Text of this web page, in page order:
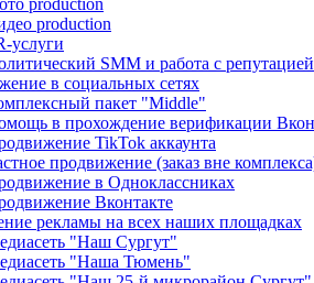
production
production
услуги
SMM и работа с репутацией
в социальных сетях
пакет "Middle"
в прохождение верификации
TikTok аккаунта
продвижение (заказ вне
в Одноклассниках
Вконтакте
рекламы на всех наших площадках
"Наш Сургут"
"Наша Тюмень"